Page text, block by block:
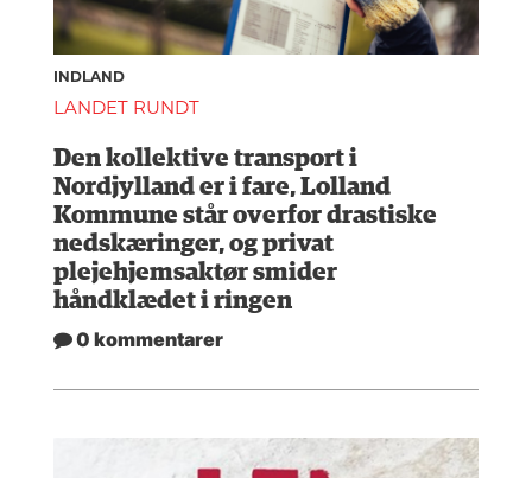
INDLAND
LANDET RUNDT
Den kollektive transport i
Nordjylland er i fare, Lolland
Kommune står overfor drastiske
nedskæringer, og privat
plejehjemsaktør smider
håndklædet i ringen
0 kommentarer